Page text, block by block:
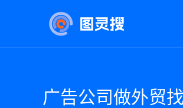
广告公司做外贸